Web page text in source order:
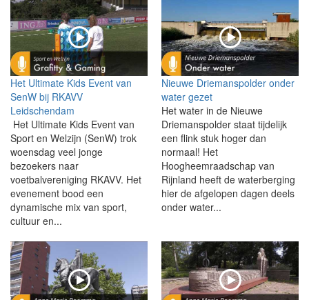
Het Ultimate Kids Event van
SenW bij RKAVV
Leidschendam
Het Ultimate Kids Event van
Sport en Welzijn (SenW) trok
woensdag veel jonge
bezoekers naar
voetbalvereniging RKAVV. Het
evenement bood een
dynamische mix van sport,
cultuur en...
Nieuwe Driemanspolder onder
water gezet
Het water in de Nieuwe
Driemanspolder staat tijdelijk
een flink stuk hoger dan
normaal! Het
Hoogheemraadschap van
Rijnland heeft de waterberging
hier de afgelopen dagen deels
onder water...